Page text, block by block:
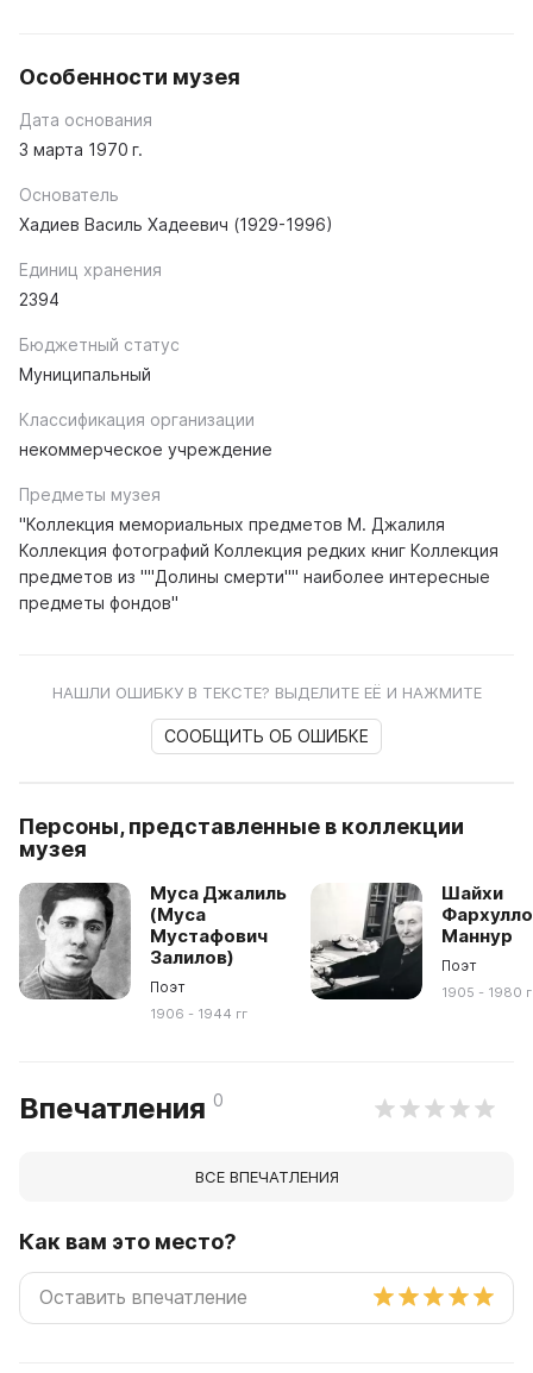
Особенности музея
Дата основания
3 марта 1970 г.
Основатель
Хадиев Василь Хадеевич (1929-1996)
Единиц хранения
2394
Бюджетный статус
Муниципальный
Классификация организации
некоммерческое учреждение
Предметы музея
"Коллекция мемориальных предметов М. Джалиля
Коллекция фотографий Коллекция редких книг Коллекция
предметов из ""Долины смерти"" наиболее интересные
предметы фондов"
НАШЛИ ОШИБКУ В ТЕКСТЕ? ВЫДЕЛИТЕ ЕЁ И НАЖМИТЕ
СООБЩИТЬ ОБ ОШИБКЕ
Персоны, представленные в коллекции
музея
Муса Джалиль
(Муса
Мустафович
Залилов)
Поэт
1906 - 1944 гг
Шайхи
Маннур
Поэт
1905 - 1980
Впечатления 0
ВСЕ ВПЕЧАТЛЕНИЯ
Как вам это место?